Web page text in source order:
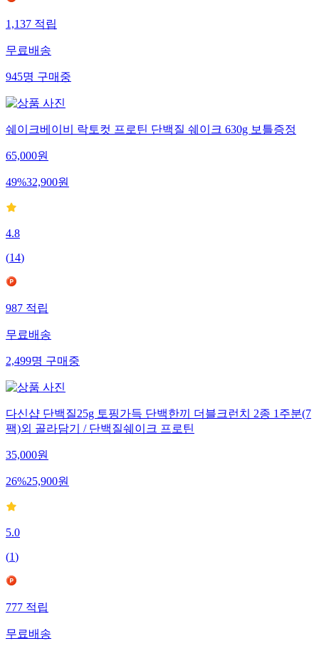
1,137적립
무료배송
945명구매중
쉐이크베이비 락토컷 프로틴 단백질 쉐이크 630g 보틀증정
65,000원
49%32,900원
4.8
(14)
987적립
무료배송
2,499명구매중
다신샵 단백질25g 토핑가득 단백한끼 더블크런치 2종 1주분(7
팩)외 골라담기 / 단백질쉐이크 프로틴
35,000원
26%25,900원
5.0
(1)
777적립
무료배송